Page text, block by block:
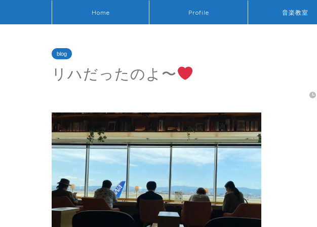
Home Profile 音楽教室
blog
リハだったのよ〜